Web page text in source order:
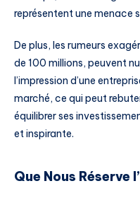
représentent une menace
De plus, les rumeurs
de 100 millions, peuvent
l’impression d’une
marché, ce qui peut
équilibrer ses
et inspirante.
Que Nous Réserve